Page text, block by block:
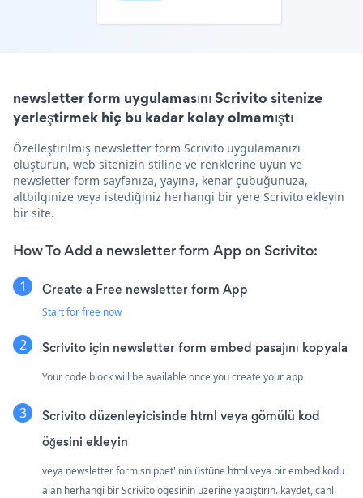
newsletter form uygulamasını Scrivito sitenize
yerleştirmek hiç bu kadar kolay olmamıştı
Özelleştirilmiş newsletter form Scrivito uygulamanızı
oluşturun, web sitenizin stiline ve renklerine uyun ve
newsletter form sayfanıza, yayına, kenar çubuğunuza,
altbilginize veya istediğiniz herhangi bir yere Scrivito ekleyin
bir site.
How To Add a newsletter form App on Scrivito:
Create a Free newsletter form App
Start for free now
Scrivito için newsletter form embed pasajını kopyala
Your code block will be available once you create your app
Scrivito düzenleyicisinde html veya gömülü kod
öğesini ekleyin
veya newsletter form snippet'inin üstüne html veya bir embed kodu
alan herhangi bir Scrivito öğesinin üzerine yapıştırın. kaydet, canlı